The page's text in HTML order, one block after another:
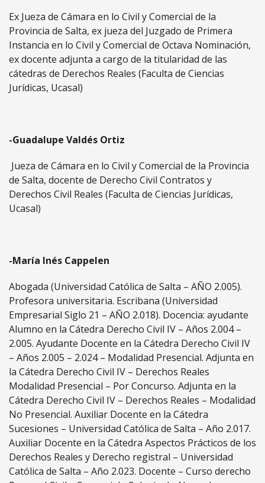
Ex Jueza de Cámara en lo Civil y Comercial de la
Provincia de Salta, ex jueza del Juzgado de Primera
Instancia en lo Civil y Comercial de Octava Nominación,
ex docente adjunta a cargo de la titularidad de las
cátedras de Derechos Reales (Faculta de Ciencias
Jurídicas, Ucasal)
-Guadalupe Valdés Ortiz
Jueza de Cámara en lo Civil y Comercial de la Provincia
de Salta, docente de Derecho Civil Contratos y
Derechos Civil Reales (Faculta de Ciencias Jurídicas,
Ucasal)
-María Inés Cappelen
Abogada (Universidad Católica de Salta – AÑO 2.005).
Profesora universitaria. Escribana (Universidad
Empresarial Siglo 21 – AÑO 2.018). Docencia: ayudante
Alumno en la Cátedra Derecho Civil IV – Años 2.004 –
2.005. Ayudante Docente en la Cátedra Derecho Civil IV
– Años 2.005 – 2.024 – Modalidad Presencial. Adjunta en
la Cátedra Derecho Civil IV – Derechos Reales
Modalidad Presencial – Por Concurso. Adjunta en la
Cátedra Derecho Civil IV – Derechos Reales – Modalidad
No Presencial. Auxiliar Docente en la Cátedra
Sucesiones – Universidad Católica de Salta – Año 2.017.
Auxiliar Docente en la Cátedra Aspectos Prácticos de los
Derechos Reales y Derecho registral – Universidad
Católica de Salta – Año 2.023. Docente – Curso derecho